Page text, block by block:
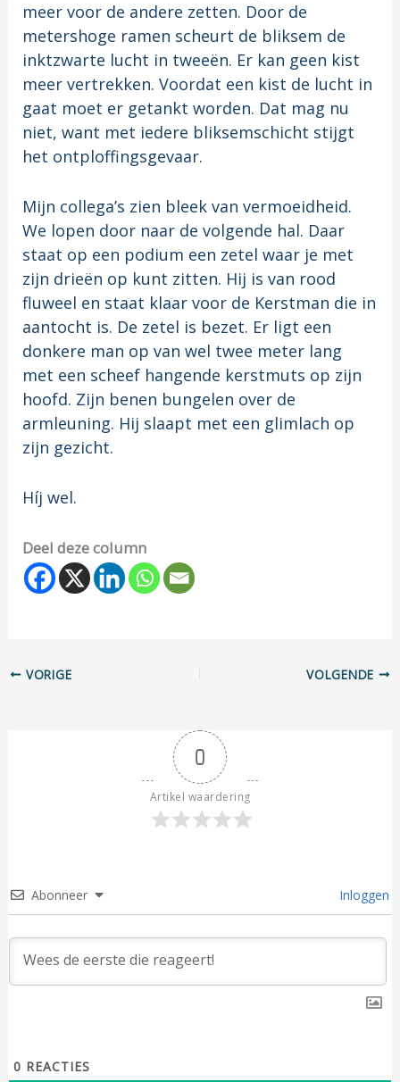
meer voor de andere zetten. Door de
metershoge ramen scheurt de bliksem de
inktzwarte lucht in tweeën. Er kan geen kist
meer vertrekken. Voordat een kist de lucht in
gaat moet er getankt worden. Dat mag nu
niet, want met iedere bliksemschicht stijgt
het ontploffingsgevaar.
Mijn collega’s zien bleek van vermoeidheid.
We lopen door naar de volgende hal. Daar
staat op een podium een zetel waar je met
zijn drieën op kunt zitten. Hij is van rood
fluweel en staat klaar voor de Kerstman die in
aantocht is. De zetel is bezet. Er ligt een
donkere man op van wel twee meter lang
met een scheef hangende kerstmuts op zijn
hoofd. Zijn benen bungelen over de
armleuning. Hij slaapt met een glimlach op
zijn gezicht.
Híj wel.
Deel deze column
VORIGE VOLGENDE
0
Artikel waardering
Abonneer Inloggen
0 REACTIES